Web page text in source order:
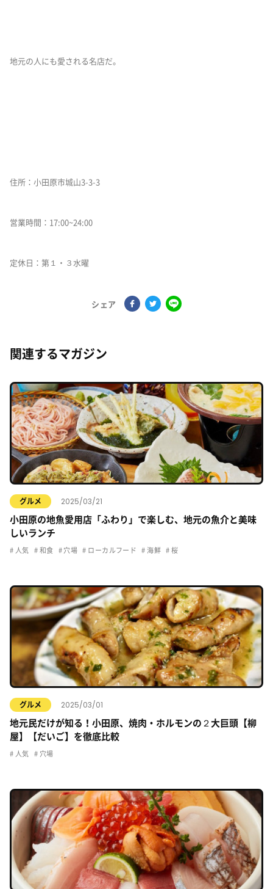
地元の人にも愛される名店だ。
住所：小田原市城山3-3-3
営業時間：17:00~24:00
定休日：第１・３水曜
シェア
関連するマガジン
グルメ 2025/03/21
小田原の地魚愛用店「ふわり」で楽しむ、地元の魚介と美味
しいランチ
人気 和食 穴場 ローカルフード 海鮮 桜
グルメ 2025/03/01
地元民だけが知る！小田原、焼肉・ホルモンの２大巨頭【柳
屋】【だいご】を徹底比較
人気 穴場